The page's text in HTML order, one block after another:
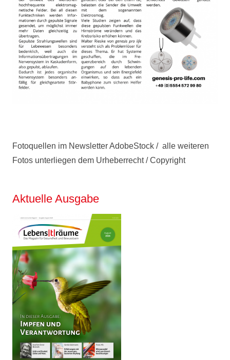
Fotoquellen im Newsletter AdobeStock / alle weiteren
Fotos unterliegen dem Urheberrecht / Copyright
Aktuelle Ausgabe